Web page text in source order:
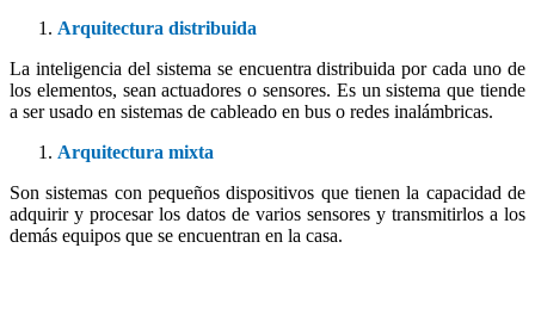
Arquitectura distribuida
La inteligencia del sistema se encuentra distribuida por cada uno de
los elementos, sean actuadores o sensores. Es un sistema que tiende
a ser usado en sistemas de cableado en bus o redes inalámbricas.
Arquitectura mixta
Son sistemas con pequeños dispositivos que tienen la capacidad de
adquirir y procesar los datos de varios sensores y transmitirlos a los
demás equipos que se encuentran en la casa.